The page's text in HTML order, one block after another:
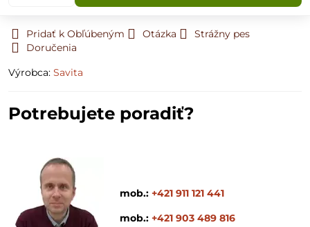
Pridať k Obľúbeným Otázka
Strážny pes
Doručenia
Výrobca: Savita
Potrebujete poradiť?
mob.: +421 911 121 441
mob.: +421 903 489 816